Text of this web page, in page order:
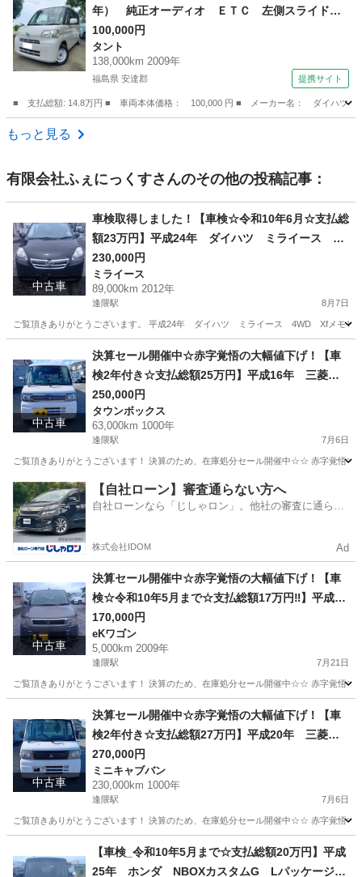
年） 純正オーディオ ＥＴＣ 左側スライドド
ア ２ＷＤ ＦＦ ４ＡＴ パールホワイト キ
ーフリー ベンチシート ミラクルオープンド
ア 電動ファンモーター交換済 （なし）
100,000円
タント
138,000km 2009年
福島県 安達郡 提携サイト
■ 支払総額: 14.8万円 ■ 車両本体価格： 100,000 円 ■ メーカー名： ダイハツ
福島 安達郡
もっと見る
有限会社ふぇにっくすさんのその他の投稿記事：
中古車
車検取得しました！【車検☆令和10年6月☆支払総
額23万円】平成24年 ダイハツ ミライース 4
WD 黒 ETC・オーディオナビ・ドライブレコー
ダー 商談成立後、即納車可能(^_-)-☆
230,000円
ミライース
89,000km 2012年
逢隈駅 8月7日
ご覧頂きありがとうございます。 平成24年 ダイハツ ミライース 4WD Xfメモリ
逢隈駅 ミライース 走行距離
中古車
決算セール開催中☆赤字覚悟の大幅値下げ！【車
検2年付き☆支払総額25万円】平成16年 三菱
タウンボックス 車いす移動車 ２WD AT車 T
A-U61W改 走行距離63,000㎞
250,000円
タウンボックス
63,000km 1000年
逢隈駅 7月6日
ご覧頂きありがとうございます！ 決算のため、在庫処分セール開催中☆☆ 赤字覚
宮城 亘理郡 逢隈駅 タウンボックス 走行距離
【自社ローン】審査通らない方へ
自社ローンなら「じしゃロン」。他社の審査に通らな
株式会社IDOM Ad
中古車
決算セール開催中☆赤字覚悟の大幅値下げ！【車
検☆令和10年5月まで☆支払総額17万円‼】平成21
年 三菱 ekスポーツ RS ターボ車 2WD A
T グレー 走行距離：5,000㎞（オークション仕
入れ時メーター不明車） 左側Pスライドドア・
170,000円
eKワゴン
5,000km 2009年
逢隈駅 7月21日
ご覧頂きありがとうございます！ 決算のため、在庫処分セール開催中☆☆ 赤字覚
逢隈駅 eKワゴン 走行距離
中古車
決算セール開催中☆赤字覚悟の大幅値下げ！【車
検2年付き☆支払総額27万円】平成20年 三菱
ミニキャブ冷蔵冷凍車 2WD 白 AT車 GBD-
U61T 走行距離230,000㎞
270,000円
ミニキャブバン
230,000km 1000年
逢隈駅 7月6日
ご覧頂きありがとうございます！ 決算のため、在庫処分セール開催中☆☆ 赤字覚
逢隈駅 ミニキャブバン 走行距離
【車検_令和10年5月まで☆支払総額20万円】平成
25年 ホンダ NBOXカスタムG Lパッケージ